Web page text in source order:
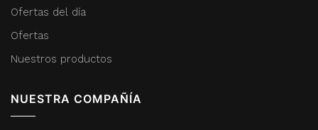
Ofertas del día
Ofertas
Nuestros productos
NUESTRA COMPAÑÍA